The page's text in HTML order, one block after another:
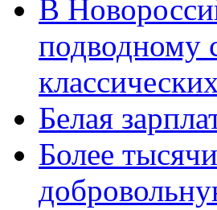
В
подводному
Белая
Более